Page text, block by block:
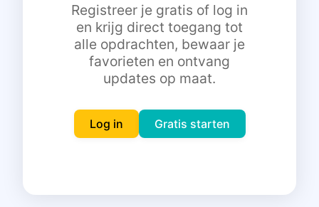
Inloggen
Gratis starten
Registreer je gratis of log in
en krijg direct toegang tot
alle opdrachten, bewaar je
favorieten en ontvang
updates op maat.
Log in Gratis starten